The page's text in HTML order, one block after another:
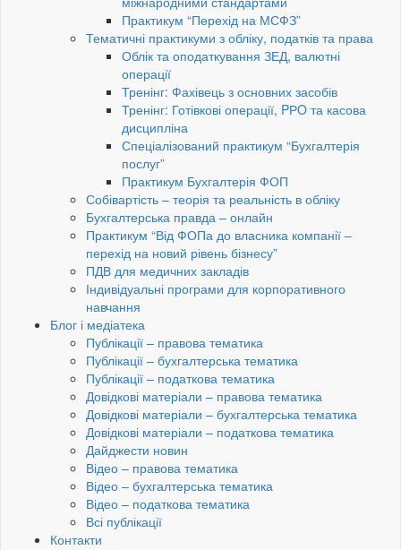
Практикум “Перехід на МСФЗ”
Тематичні практикуми з обліку, податків та права
Облік та оподаткування ЗЕД, валютні
операції
Тренінг: Фахівець з основних засобів
Тренінг: Готівкові операції, PРO та касова
дисципліна
Спеціалізований практикум “Бухгалтерія
послуг”
Практикум Бухгалтерія ФОП
Собівартість – теорія та реальність в обліку
Бухгалтерська правда – онлайн
Практикум “Від ФОПа до власника компанії –
перехід на новий рівень бізнесу”
ПДВ для медичних закладів
Індивідуальні програми для корпоративного
навчання
Блог і медіатека
Публікації – правова тематика
Публікації – бухгалтерська тематика
Публікації – податкова тематика
Довідкові матеріали – правова тематика
Довідкові матеріали – бухгалтерська тематика
Довідкові матеріали – податкова тематика
Дайджести новин
Відео – правова тематика
Відео – бухгалтерська тематика
Відео – податкова тематика
Всі публікації
Контакти